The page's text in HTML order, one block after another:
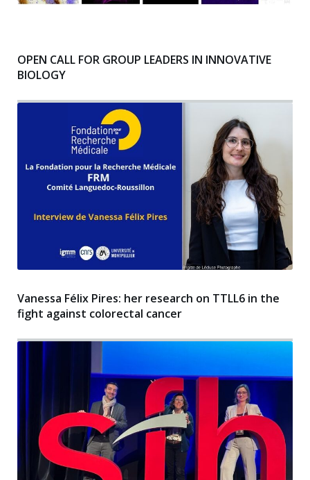
OPEN CALL FOR GROUP LEADERS IN INNOVATIVE
BIOLOGY
Vanessa Félix Pires: her research on TTLL6 in the
fight against colorectal cancer